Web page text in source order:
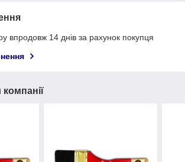
впродовж 14 днів за рахунок покупця
компанії